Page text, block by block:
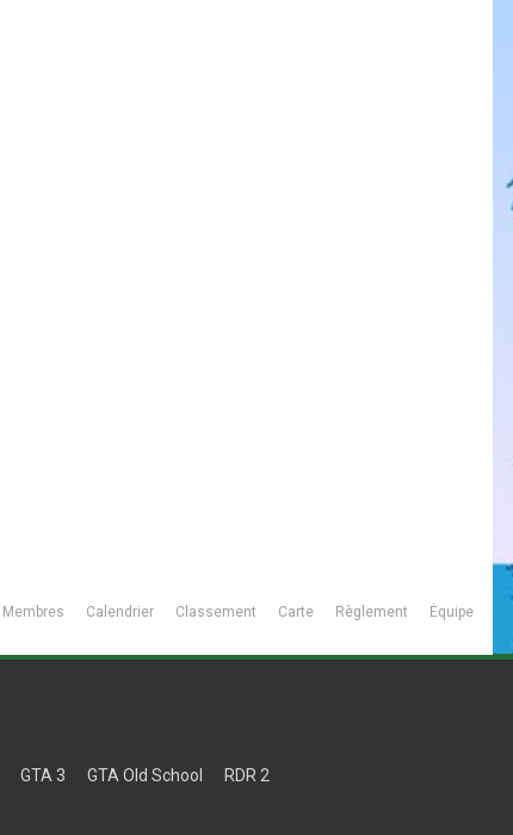
Membres Calendrier Classement Carte Règlement Équipe
GTA 3 GTA Old School RDR 2